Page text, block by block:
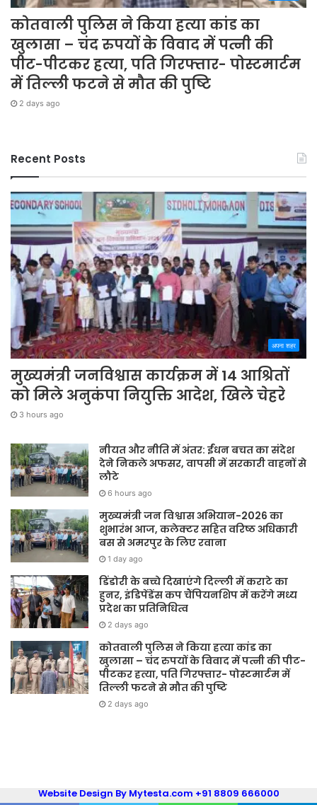
कोतवाली पुलिस ने किया हत्या कांड का
खुलासा – चंद रुपयों के विवाद में पत्नी की
पीट-पीटकर हत्या, पति गिरफ्तार- पोस्टमार्टम
में तिल्ली फटने से मौत की पुष्टि
2 days ago
Recent Posts
अपना शहर
मुख्यमंत्री जनविश्वास कार्यक्रम में 14 आश्रितों
को मिले अनुकंपा नियुक्ति आदेश, खिले चेहरे
3 hours ago
नीयत और नीति में अंतर: ईंधन बचत का संदेश
देने निकले अफसर, वापसी में सरकारी वाहनों से
लौटे
6 hours ago
मुख्यमंत्री जन विश्वास अभियान-2026 का
शुभारंभ आज, कलेक्टर सहित वरिष्ठ अधिकारी
बस से अमरपुर के लिए रवाना
1 day ago
डिंडोरी के बच्चे दिखाएंगे दिल्ली में कराटे का
हुनर, इंडिपेंडेंस कप चैंपियनशिप में करेंगे मध्य
प्रदेश का प्रतिनिधित्व
2 days ago
कोतवाली पुलिस ने किया हत्या कांड का
खुलासा – चंद रुपयों के विवाद में पत्नी की पीट-
पीटकर हत्या, पति गिरफ्तार- पोस्टमार्टम में
तिल्ली फटने से मौत की पुष्टि
2 days ago
Website Design By Mytesta.com +91 8809 666000